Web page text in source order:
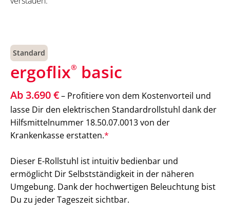
Standard
ergoflix® basic
Ab 3.690 €– Profitiere von dem Kostenvorteil und
lasse Dir den elektrischen Standardrollstuhl dank der
Hilfsmittelnummer 18.50.07.0013 von der
Krankenkasse erstatten.*
Dieser E-Rollstuhl ist intuitiv bedienbar und
ermöglicht Dir Selbstständigkeit in der näheren
Umgebung. Dank der hochwertigen Beleuchtung bist
Du zu jeder Tageszeit sichtbar.